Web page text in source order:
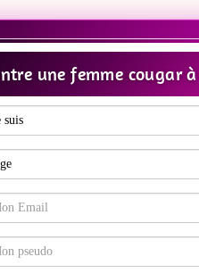
une femme cougar